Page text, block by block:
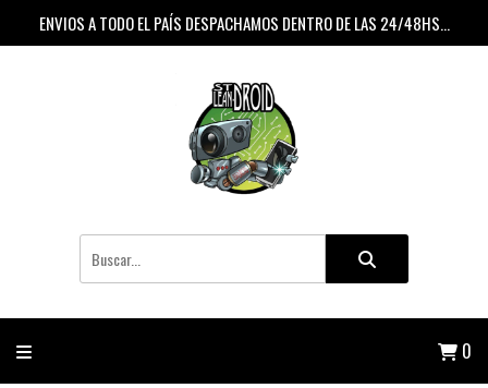
ENVIOS A TODO EL PAÍS DESPACHAMOS DENTRO DE LAS 24/48HS...
0